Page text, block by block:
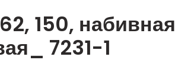
150, набивная
7231-1